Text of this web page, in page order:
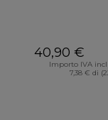
40,90 €
Importo IVA
7,38 € di